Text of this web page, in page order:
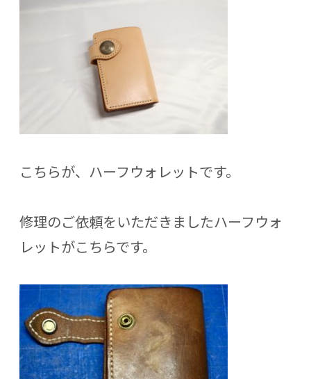
こちらが、ハーフウォレットです。
修理のご依頼をいただきましたハーフウォ
レットがこちらです。